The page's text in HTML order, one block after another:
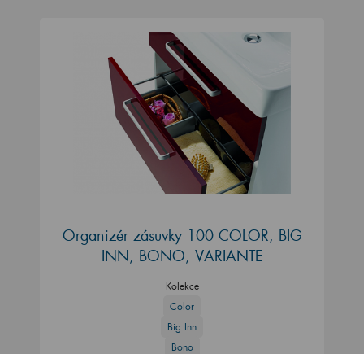
Organizér zásuvky 100 COLOR, BIG
INN, BONO, VARIANTE
Kolekce
Color
Big Inn
Bono